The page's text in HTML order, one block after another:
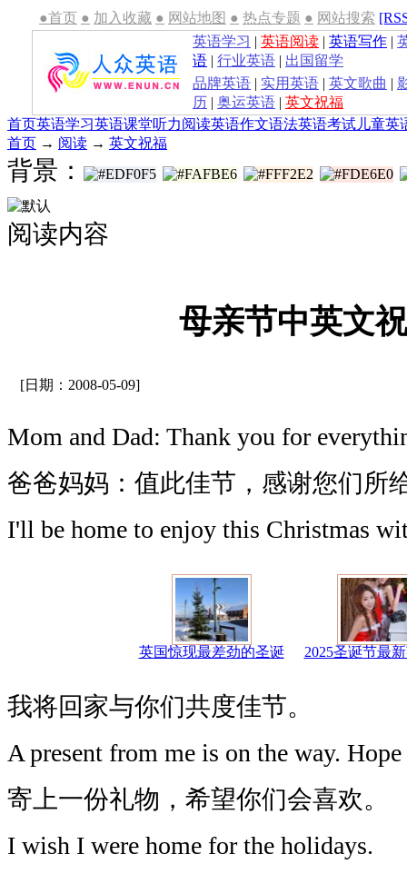
●首页 ● 加入收藏 ● 网站地图 ● 热点专题 ● 网站搜索
英语学习 | 英语阅读 | 英语写作 |
语 | 行业英语 | 出国留学
品牌英语 | 实用英语 | 英文歌曲 |
历 | 奥运英语 | 英文祝福
首页英语学习英语课堂听力阅读英语作文语法英语考试 儿童英
首页 → 阅读 → 英文祝福
背景：
阅读内容
母亲节中英文
[日期：2008-05-09]
Mom and Dad: Thank you for
爸爸妈妈：值此佳节，感谢您们所
I'll be home to enjoy this Christmas
英国惊现最差劲的圣诞 2025圣诞节最
我将回家与你们共度佳节。
A present from me is on the way.
寄上一份礼物，希望你们会喜欢。
I wish I were home for the holidays.